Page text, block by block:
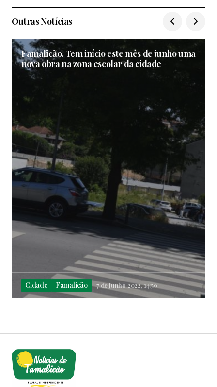
Outras Notícias
Famalicão. Tem início este mês de junho uma
nova obra na zona escolar da cidade
Cidade Famalicão 7 de Junho 2022, 14:59